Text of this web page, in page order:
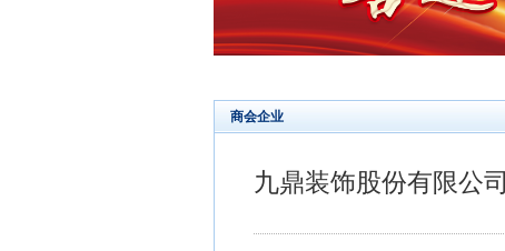
商会企业
九鼎装饰股份有限公司